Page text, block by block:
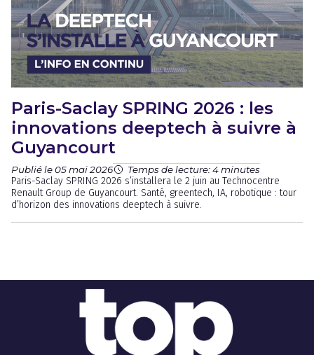
Paris-Saclay SPRING 2026 : les
innovations deeptech à suivre à
Guyancourt
Publié le 05 mai 2026 Temps de lecture: 4 minutes
Paris-Saclay SPRING 2026 s’installera le 2 juin au Technocentre
Renault Group de Guyancourt. Santé, greentech, IA, robotique : tour
d’horizon des innovations deeptech à suivre.